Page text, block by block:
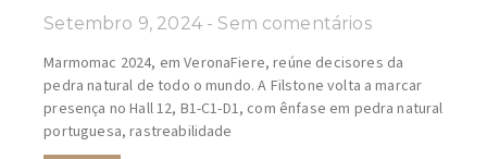
Setembro 9, 2024 Sem comentários
Marmomac 2024, em VeronaFiere, reúne decisores da
pedra natural de todo o mundo. A Filstone volta a marcar
presença no Hall 12, B1-C1-D1, com ênfase em pedra natural
portuguesa, rastreabilidade